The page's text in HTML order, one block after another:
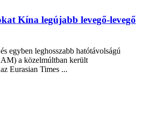
Kína legújabb levegő-levegő
egyben leghosszabb hatótávolságú
a közelmúltban került
Eurasian Times ...